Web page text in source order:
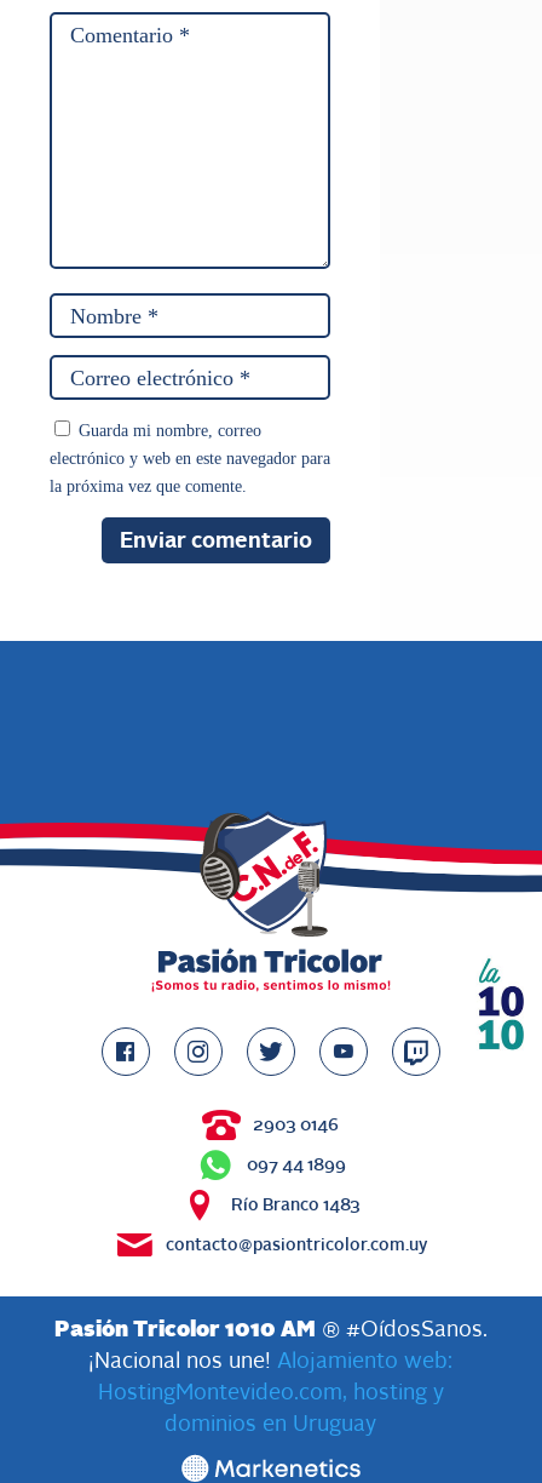
Guarda mi nombre, correo
electrónico y web en este navegador para
la próxima vez que comente.
2903 0146
097 44 1899
Río Branco 1483
contacto@pasiontricolor.com.uy
Pasión Tricolor 1010 AM
® #OídosSanos.
¡Nacional nos une! Alojamiento web:
HostingMontevideo.com, hosting y
dominios en Uruguay